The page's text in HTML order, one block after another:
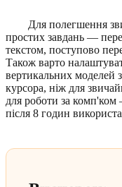
Для полегшення
простих завдань —
текстом, поступово
Також варто
вертикальних моделей
курсора, ніж для
для роботи за
після 8 годин